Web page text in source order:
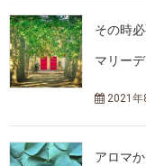
その時
マリー
2021年
アロマ